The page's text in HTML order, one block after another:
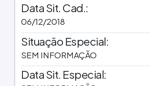
Data Sit. Cad.:
06/12/2018
Situação Especial:
SEM INFORMAÇÃO
Data Sit. Especial: